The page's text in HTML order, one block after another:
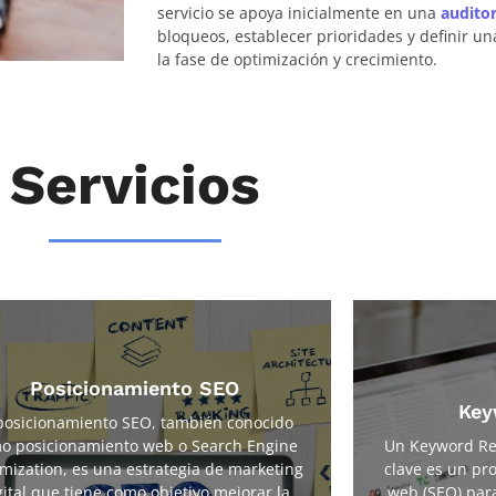
servicio se apoya inicialmente en una
bloqueos, establecer prioridades y definir
la fase de optimización y crecimiento.
Servicios
Posicionamiento SEO
SEO, también conocido
posicionamiento web o Search Engine
es una estrategia de marketing
que tiene como objetivo mejorar la
El posicionamiento SEO se logra a través de la
implementación de diversas técnicas y estrategias
que ayudan a mejorar la calidad y relevancia del
Un Keyword
clave es un
web (SEO)
Este proceso
generales o
web. A partir
palabras y